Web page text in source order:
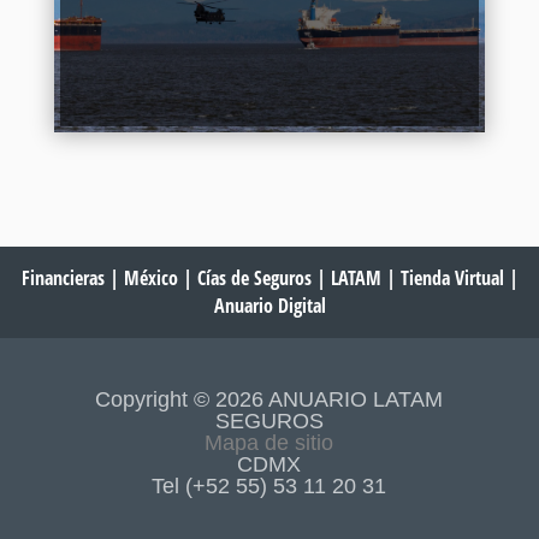
Continuar Leyendo
Financieras| México| Cías de Seguros| LATAM | Tienda Virtual |
Anuario Digital
Copyright © 2026 ANUARIO LATAM
SEGUROS
Mapa de sitio
CDMX
Tel (+52 55) 53 11 20 31